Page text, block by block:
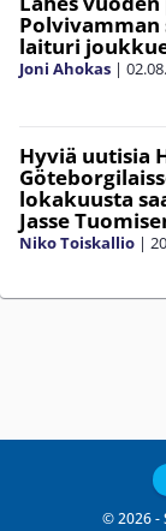
laituri
Joni Ahokas |
Hyviä uutisia
lokakuusta
Jasse
Niko Toiskallio |
© 2026 -